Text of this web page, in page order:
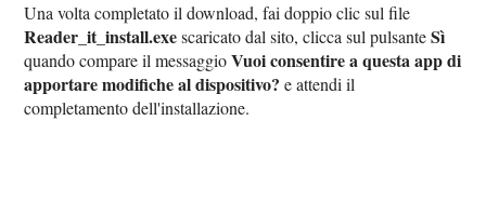
Una volta completato il download, fai doppio clic sul file
Reader_it_install.exescaricato dal sito, clicca sul pulsanteSì
quando compare il messaggioVuoi consentire a questa app di
apportare modifiche al dispositivo? e attendi il
completamento dell'installazione.